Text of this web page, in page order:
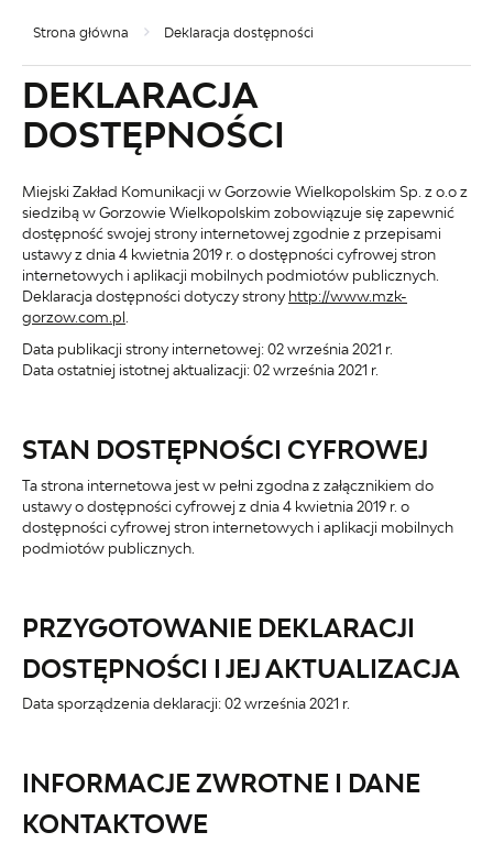
Strona główna Deklaracja dostępności
DEKLARACJA
DOSTĘPNOŚCI
Miejski Zakład Komunikacji w Gorzowie Wielkopolskim Sp. z o.o z
siedzibą w Gorzowie Wielkopolskim zobowiązuje się zapewnić
dostępność swojejstrony internetowejzgodnie z przepisami
ustawy z dnia 4 kwietnia 2019 r. o dostępności cyfrowej stron
internetowych i aplikacji mobilnych podmiotów publicznych.
Deklaracja dostępności dotyczy strony http://www.mzk-
gorzow.com.pl
Data publikacji strony internetowej:02 września 2021 r.
Data ostatniej istotnej aktualizacji:02 września 2021 r.
STAN DOSTĘPNOŚCI CYFROWEJ
Ta strona internetowa jest w pełni zgodna z załącznikiem do
ustawy o dostępności cyfrowej z dnia 4 kwietnia 2019 r. o
dostępności cyfrowej stron internetowych i aplikacji mobilnych
podmiotów publicznych.
PRZYGOTOWANIE DEKLARACJI
DOSTĘPNOŚCI I JEJ AKTUALIZACJA
Data sporządzenia deklaracji:02 września 2021 r.
INFORMACJE ZWROTNE I DANE
KONTAKTOWE